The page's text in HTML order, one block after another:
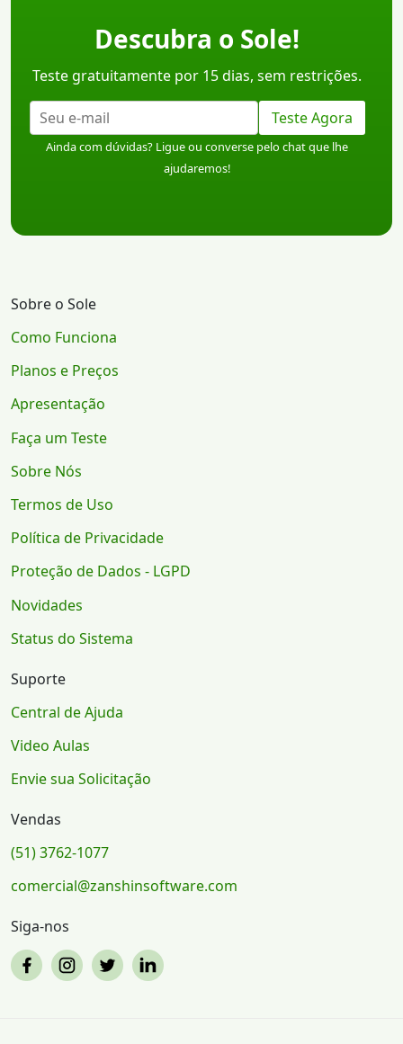
Descubra o Sole!
Teste gratuitamente por 15 dias, sem restrições.
Teste Agora
Ainda com dúvidas? Ligue ou converse pelo chat que lhe
ajudaremos!
Sobre o Sole
Como Funciona
Planos e Preços
Apresentação
Faça um Teste
Sobre Nós
Termos de Uso
Política de Privacidade
Proteção de Dados - LGPD
Novidades
Status do Sistema
Suporte
Central de Ajuda
Video Aulas
Envie sua Solicitação
Vendas
(51) 3762-1077
comercial@zanshinsoftware.com
Siga-nos